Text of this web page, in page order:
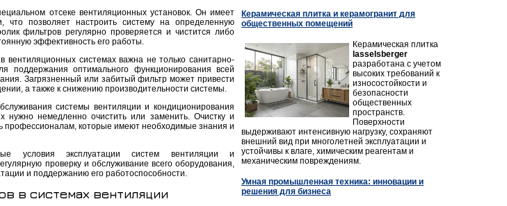
отсеке вентиляционных установок. Он имеет
что позволяет настроить систему на определенную
фильтров регулярно проверяется и чистится либо
эффективность его работы.
вентиляционных системах важна не только санитарно-
поддержания оптимального функционирования всей
Загрязненный или забитый фильтр может привести
а также к снижению производительности системы.
системы вентиляции и кондиционирования
нужно немедленно очистить или заменить. Очистку и
профессионалам, которые имеют необходимые знания и
условия эксплуатации систем вентиляции и
проверку и обслуживание всего оборудования,
и поддержанию его работоспособности.
в системах вентиляции
Керамическая плитка и керамогранит для
общественных помещений
Керамическая плитка
lasselsberger
разработана с учетом
высоких требований к
износостойкости и
безопасности
общественных
пространств.
Поверхности
выдерживают интенсивную нагрузку, сохраняют
внешний вид при многолетней эксплуатации и
устойчивы к влаге, химическим реагентам и
механическим повреждениям.
Умная промышленная техника: инновации и
решения для бизнеса